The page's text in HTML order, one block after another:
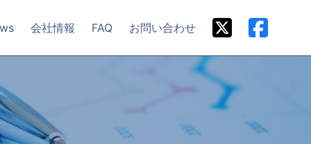
会社情報 FAQ お問い合わせ